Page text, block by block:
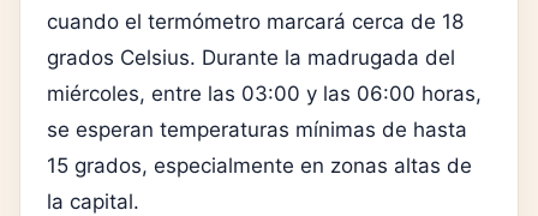
cuando el termómetro marcará cerca de 18
grados Celsius. Durante la madrugada del
miércoles, entre las 03:00 y las 06:00 horas,
se esperan temperaturas mínimas de hasta
15 grados, especialmente en zonas altas de
la capital.